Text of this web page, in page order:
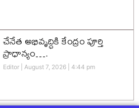
చేనేత అభివృద్ధికి కేంద్రం పూర్తి
ప్రాధాన్యం….
Editor August 7, 2026 4:44 pm